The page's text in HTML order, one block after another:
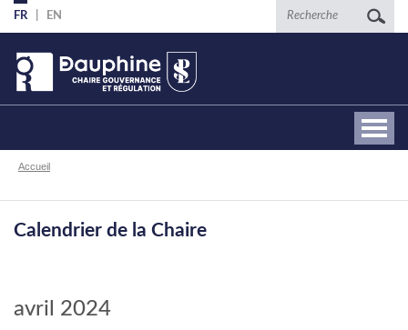
Aller
au
contenu
principal
FR EN Recherche
Fil
Accueil
Calendrier de la Chaire
avril 2024